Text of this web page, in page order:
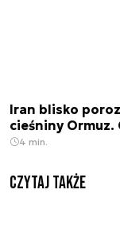
Iran blisko
cieśniny Ormuz.
4 min.
Czytaj także